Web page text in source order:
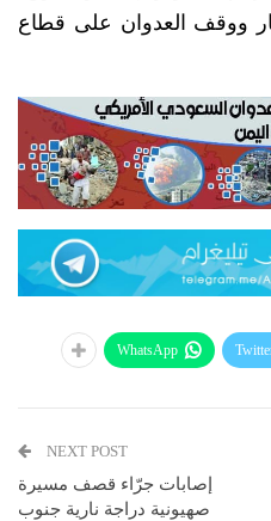
ووقف العدوان على قطاع
WhatsApp
NEXT POST
إصابات جرّاء قصف مسيرة
صهيونية دراجة نارية جنوب